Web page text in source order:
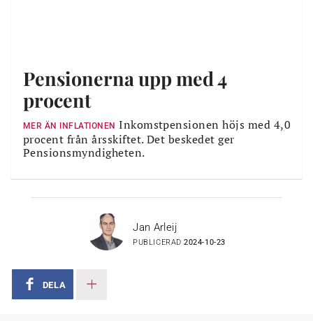
Pensionerna upp med 4
procent
MER ÄN INFLATIONEN Inkomstpensionen höjs med 4,0
procent från årsskiftet. Det beskedet ger
Pensionsmyndigheten.
Jan Arleij
PUBLICERAD2024-10-23
DELA